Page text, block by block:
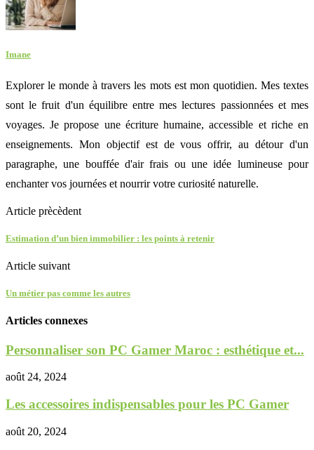
Imane
Explorer le monde à travers les mots est mon quotidien. Mes textes
sont le fruit d'un équilibre entre mes lectures passionnées et mes
voyages. Je propose une écriture humaine, accessible et riche en
enseignements. Mon objectif est de vous offrir, au détour d'un
paragraphe, une bouffée d'air frais ou une idée lumineuse pour
enchanter vos journées et nourrir votre curiosité naturelle.
Article prècèdent
Estimation d’un bien immobilier : les points à retenir
Article suivant
Un métier pas comme les autres
Articles connexes
Personnaliser son PC Gamer Maroc : esthétique et...
août 24, 2024
Les accessoires indispensables pour les PC Gamer
août 20, 2024